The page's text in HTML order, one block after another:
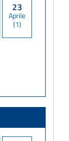
23
Aprile
(1)